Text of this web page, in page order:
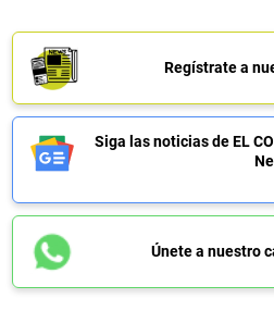
Regístrate a
Siga las noticias de EL
Únete a nuestro